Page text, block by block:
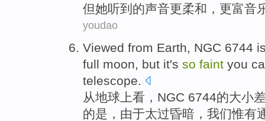
但她听到的声音更柔和， 更富音
youdao
Viewed from Earth, NGC 6744
full moon, but it's so faint you
telescope.
从地球上看 ， NGC 6744的大小
的是 ，由于太过昏暗 ，我们惟有